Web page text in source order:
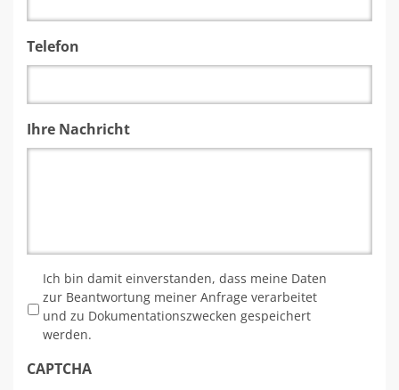
Telefon
Ihre Nachricht
Ich bin damit einverstanden, dass meine Daten
zur Beantwortung meiner Anfrage verarbeitet
und zu Dokumentationszwecken gespeichert
werden.
CAPTCHA